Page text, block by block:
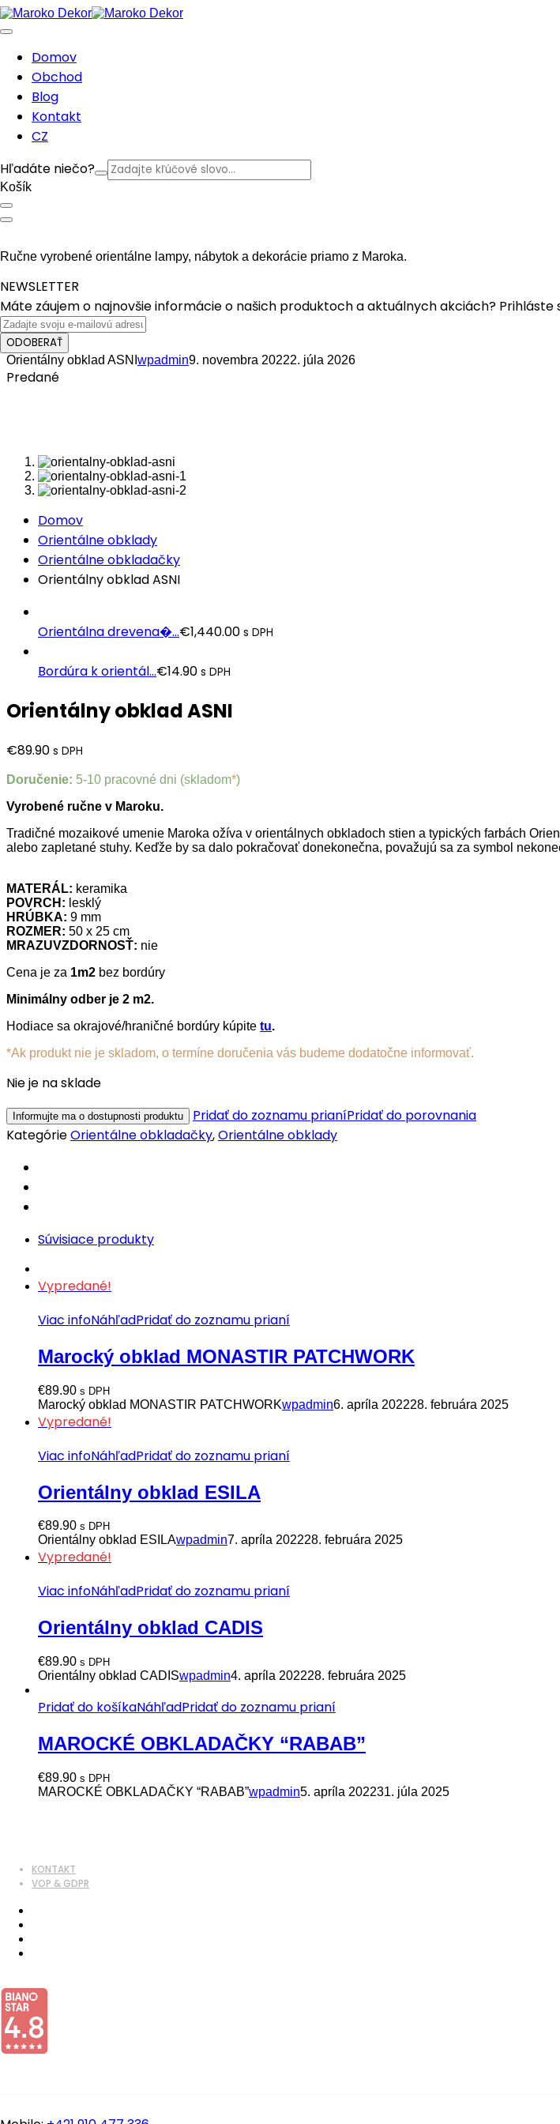
Domov
Obchod
Blog
Kontakt
CZ
Hľadáte niečo?
Košík
Ručne vyrobené orientálne lampy, nábytok a dekorácie priamo z Maroka.
NEWSLETTER
Máte záujem o najnovšie informácie o našich produktoch a aktuálnych akciách? Prihláste
ODOBERAŤ
Orientálny obklad ASNI wpadmin9. novembra 20222. júla 2026
Predané
Domov
Orientálne obklady
Orientálne obkladačky
Orientálny obklad ASNI
Orientálna drevena�...€1,440.00 s DPH
Bordúra k orientál...€14.90 s DPH
Orientálny obklad ASNI
€89.90 s DPH
Doručenie: 5-10 pracovné dni (skladom*)
Vyrobené ručne v Maroku.
Tradičné mozaikové umenie Maroka ožíva v orientálnych obkladoch stien a typických farbách
alebo zapletané stuhy. Keďže by sa dalo pokračovať donekonečna, považujú sa za symbol
MATERÁL: keramika
POVRCH: lesklý
HRÚBKA: 9 mm
ROZMER: 50 x 25 cm
MRAZUVZDORNOSŤ: nie
Cena je za 1m2 bez bordúry
Minimálny odber je 2 m2.
Hodiace sa okrajové/hraničné bordúry kúpite tu.
*Ak produkt nie je skladom, o termíne doručenia vás budeme dodatočne informovať.
Nie je na sklade
Pridať do zoznamu prianíPridať do porovnania
KategórieOrientálne obkladačky,Orientálne obklady
Súvisiace produkty
Vypredané!
Viac infoNáhľadPridať do zoznamu prianí
Marocký obklad MONASTIR PATCHWORK
€89.90 s DPH
Marocký obklad MONASTIR PATCHWORKwpadmin6. apríla 202228. februára 2025
Vypredané!
Viac infoNáhľadPridať do zoznamu prianí
Orientálny obklad ESILA
€89.90 s DPH
Orientálny obklad ESILAwpadmin7. apríla 202228. februára 2025
Vypredané!
Viac infoNáhľadPridať do zoznamu prianí
Orientálny obklad CADIS
€89.90 s DPH
Orientálny obklad CADISwpadmin4. apríla 202228. februára 2025
Pridať do košíkaNáhľadPridať do zoznamu prianí
MAROCKÉ OBKLADAČKY “RABAB”
€89.90 s DPH
MAROCKÉ OBKLADAČKY “RABAB”wpadmin5. apríla 202231. júla 2025
KONTAKT
VOP & GDPR